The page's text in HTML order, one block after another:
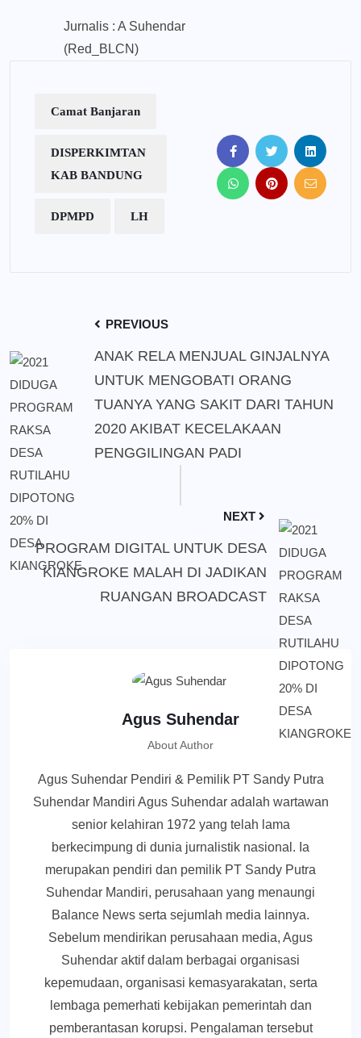
Jurnalis : A Suhendar
(Red_BLCN)
Camat Banjaran
DISPERKIMTAN
KAB BANDUNG
DPMPD LH
PREVIOUS
ANAK RELA MENJUAL GINJALNYA
UNTUK MENGOBATI ORANG
TUANYA YANG SAKIT DARI TAHUN
2020 AKIBAT KECELAKAAN
PENGGILINGAN PADI
NEXT
PROGRAM DIGITAL UNTUK DESA
KIANGROKE MALAH DI JADIKAN
RUANGAN BROADCAST
Agus Suhendar
About Author
Agus Suhendar Pendiri & Pemilik PT Sandy Putra
Suhendar Mandiri Agus Suhendar adalah wartawan
senior kelahiran 1972 yang telah lama
berkecimpung di dunia jurnalistik nasional. Ia
merupakan pendiri dan pemilik PT Sandy Putra
Suhendar Mandiri, perusahaan yang menaungi
Balance News serta sejumlah media lainnya.
Sebelum mendirikan perusahaan media, Agus
Suhendar aktif dalam berbagai organisasi
kepemudaan, organisasi kemasyarakatan, serta
lembaga pemerhati kebijakan pemerintah dan
pemberantasan korupsi. Pengalaman tersebut